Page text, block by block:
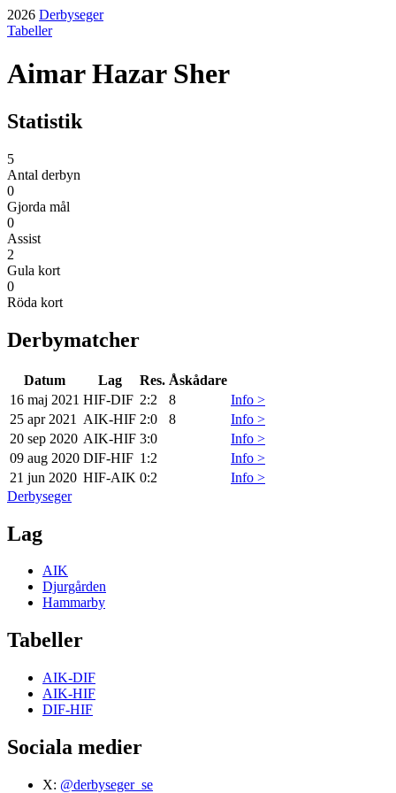
2026 Derbyseger
Tabeller
Aimar Hazar Sher
Statistik
5
Antal derbyn
0
Gjorda mål
0
Assist
2
Gula kort
0
Röda kort
Derbymatcher
Datum Lag Res. Åskådare
16 maj 2021 HIF-DIF 2:2 8
Info >
25 apr 2021
AIK-HIF 2:0 8
Info >
20 sep 2020 AIK-HIF 3:0
Info >
09 aug 2020 DIF-HIF 1:2
Info >
21 jun 2020 HIF-AIK 0:2
Info >
Derbyseger
Lag
AIK
Djurgården
Hammarby
Tabeller
AIK-DIF
AIK-HIF
DIF-HIF
Sociala medier
X: @derbyseger_se